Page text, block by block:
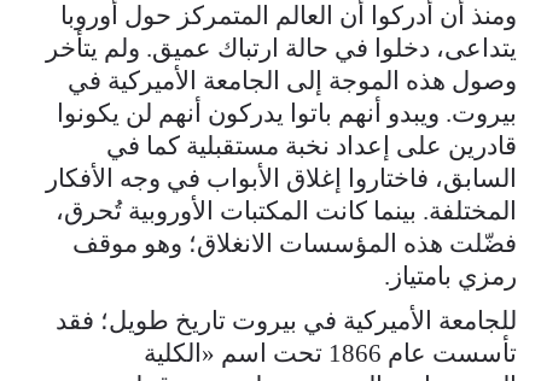
ومنذ أن أدركوا أن العالم المتمركز حول أوروبا
يتداعى، دخلوا في حالة ارتباك عميق. ولم يتأخر
وصول هذه الموجة إلى الجامعة الأميركية في
بيروت. ويبدو أنهم باتوا يدركون أنهم لن يكونوا
قادرين على إعداد نخبة مستقبلية كما في
السابق، فاختاروا إغلاق الأبواب في وجه الأفكار
المختلفة. بينما كانت المكتبات الأوروبية تُحرق،
فضّلت هذه المؤسسات الانغلاق؛ وهو موقف
رمزي بامتياز.
للجامعة الأميركية في بيروت تاريخ طويل؛ فقد
تأسست عام 1866 تحت اسم «الكلية